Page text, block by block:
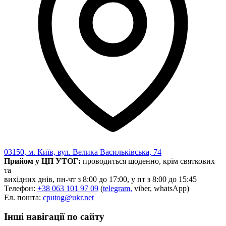
03150, м. Київ, вул. Велика Васильківська, 74
Прийом у ЦП УТОГ: проводиться щоденно, крім святкових
та
вихідних днів, пн-чт з 8:00 до 17:00, у пт з 8:00 до 15:45
Телефон: +38 063 101 97 09 (telegram, viber, whatsApp)
Ел. пошта: cputog@ukr.net
Інші навігації по сайту